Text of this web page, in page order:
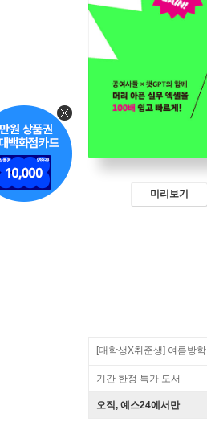
미리보기
[대학생X취준생] 여름방학
기간 한정 특가 도서
오직, 예스24에서만